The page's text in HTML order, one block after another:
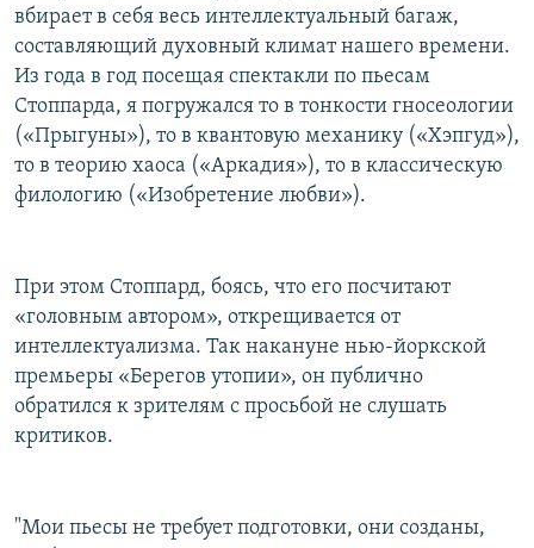
вбирает в себя весь интеллектуальный багаж,
составляющий духовный климат нашего времени.
Из года в год посещая спектакли по пьесам
Стоппарда, я погружался то в тонкости гносеологии
(«Прыгуны»), то в квантовую механику («Хэпгуд»),
то в теорию хаоса («Аркадия»), то в классическую
филологию («Изобретение любви»).
При этом Стоппард, боясь, что его посчитают
«головным автором», открещивается от
интеллектуализма. Так накануне нью-йоркской
премьеры «Берегов утопии», он публично
обратился к зрителям с просьбой не слушать
критиков.
"Мои пьесы не требует подготовки, они созданы,